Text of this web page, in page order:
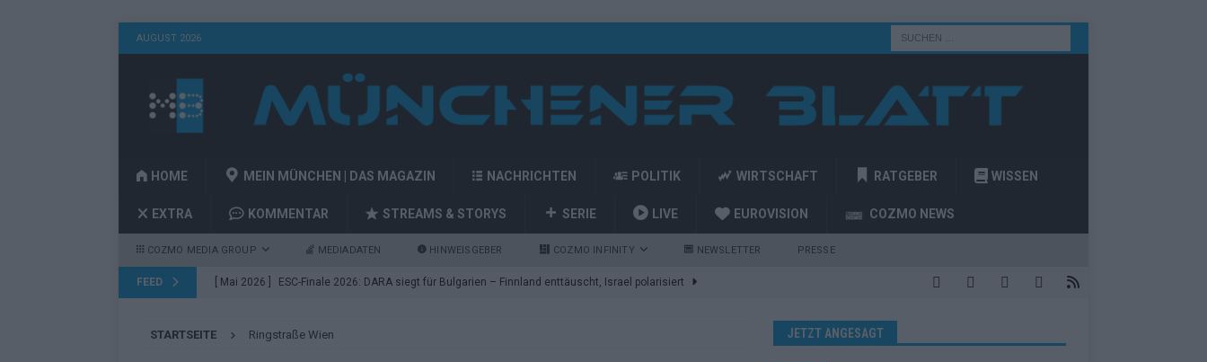
AUGUST 2026
HOME MEIN MÜNCHEN | DAS MAGAZIN NACHRICHTEN POLITIK WIRTSCHAFT RATGEBER WISSEN
EXTRA KOMMENTAR STREAMS & STORYS SERIE LIVE EUROVISION COZMO NEWS
COZMO MEDIA GROUP MEDIADATEN HINWEISGEBER COZMO INFINITY NEWSLETTER PRESSE
FEED [ Mai 2026 ] ESC-Finale 2026: DARA siegt für Bulgarien – Finnland enttäuscht, Israel polarisiert
[ Mai 2026 ] ESC 2026 Finale: JJ mit Mozart-Eröffnung, Eurovision-Allstars und Parov Stelar als Interval
STARTSEITE Ringstraße Wien JETZT ANGESAGT